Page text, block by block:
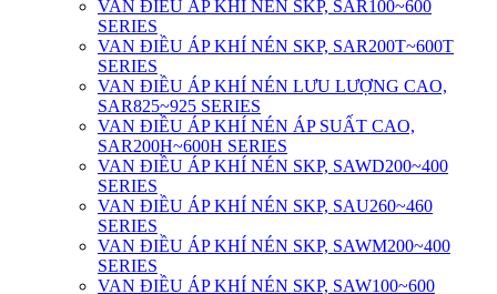
VAN ĐIỀU ÁP KHÍ NÉN SKP, SAR100~600
SERIES
VAN ĐIỀU ÁP KHÍ NÉN SKP, SAR200T~600T
SERIES
VAN ĐIỀU ÁP KHÍ NÉN LƯU LƯỢNG CAO,
SAR825~925 SERIES
VAN ĐIỀU ÁP KHÍ NÉN ÁP SUẤT CAO,
SAR200H~600H SERIES
VAN ĐIỀU ÁP KHÍ NÉN SKP, SAWD200~400
SERIES
VAN ĐIỀU ÁP KHÍ NÉN SKP, SAU260~460
SERIES
VAN ĐIỀU ÁP KHÍ NÉN SKP, SAWM200~400
SERIES
VAN ĐIỀU ÁP KHÍ NÉN SKP, SAW100~600